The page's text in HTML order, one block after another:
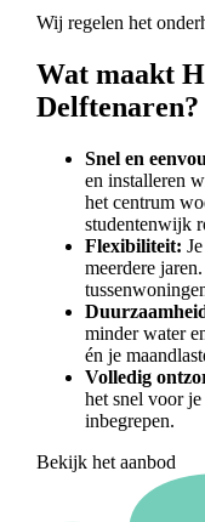
Wij regelen het
Wat maakt
Delftenaren?
Snel en
en installeren
het centrum
studentenwijk
Flexibiliteit:
meerdere
minder water
én je
Volledig
het snel voor
inbegrepen.
Bekijk het aanbod